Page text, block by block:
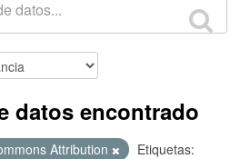
datos encontrado
Attribution
Etiquetas: